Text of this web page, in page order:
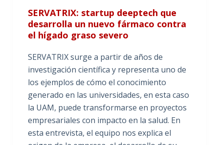
SERVATRIX: startup deeptech que
desarrolla un nuevo fármaco contra
el hígado graso severo
SERVATRIX surge a partir de años de
investigación científica y representa uno de
los ejemplos de cómo el conocimiento
generado en las universidades, en esta caso
la UAM, puede transformarse en proyectos
empresariales con impacto en la salud. En
esta entrevista, el equipo nos explica el